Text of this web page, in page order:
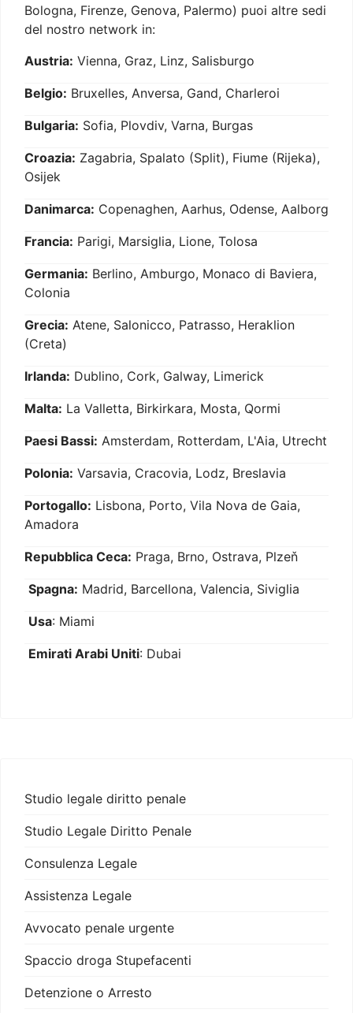
Bologna, Firenze, Genova, Palermo) puoi altre sedi
del nostro network in:
Austria: Vienna, Graz, Linz, Salisburgo
Belgio: Bruxelles, Anversa, Gand, Charleroi
Bulgaria: Sofia, Plovdiv, Varna, Burgas
Croazia: Zagabria, Spalato (Split), Fiume (Rijeka),
Osijek
Danimarca: Copenaghen, Aarhus, Odense, Aalborg
Francia: Parigi, Marsiglia, Lione, Tolosa
Germania: Berlino, Amburgo, Monaco di Baviera,
Colonia
Grecia: Atene, Salonicco, Patrasso, Heraklion
(Creta)
Irlanda: Dublino, Cork, Galway, Limerick
Malta: La Valletta, Birkirkara, Mosta, Qormi
Paesi Bassi: Amsterdam, Rotterdam, L'Aia, Utrecht
Polonia: Varsavia, Cracovia, Lodz, Breslavia
Portogallo: Lisbona, Porto, Vila Nova de Gaia,
Amadora
Repubblica Ceca: Praga, Brno, Ostrava, Plzeň
Spagna: Madrid, Barcellona, Valencia, Siviglia
Usa: Miami
Emirati Arabi Uniti: Dubai
Studio legale diritto penale
Studio Legale Diritto Penale
Consulenza Legale
Assistenza Legale
Avvocato penale urgente
Spaccio droga Stupefacenti
Detenzione o Arresto